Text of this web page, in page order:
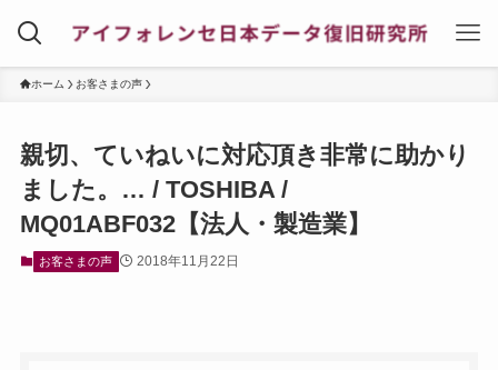
ホーム お客さまの声
親切、ていねいに対応頂き非常に助かり
ました。… / TOSHIBA /
MQ01ABF032【法人・製造業】
お客さまの声 2018年11月22日